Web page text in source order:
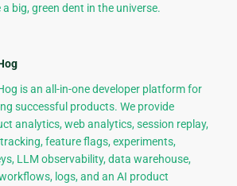
a big, green dent in the universe.
is an all-in-one developer platform for
successful products. We provide
analytics, web analytics, session replay,
feature flags, experiments,
LLM observability, data warehouse,
workflows, logs, and an AI product